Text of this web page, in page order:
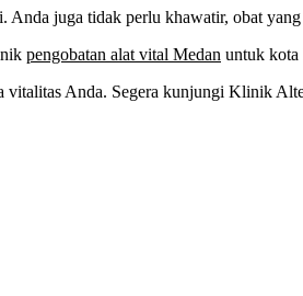
juga tidak perlu khawatir, obat
pengobatan alat vital Medan untuk kota
Anda. Segera kunjungi Klinik